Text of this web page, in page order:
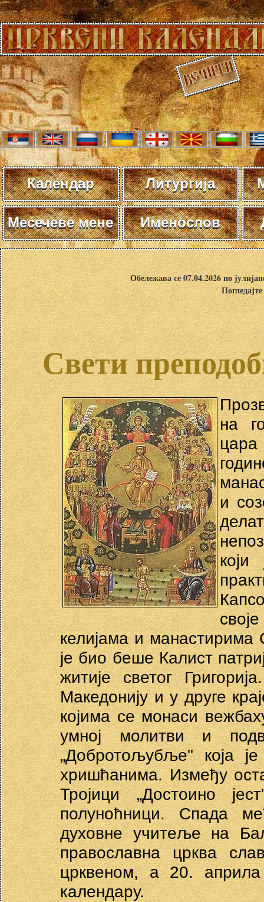
Календар Литургија
Месечеве мене Именослов
Обележава се 07.04.2026 по
Свети
на
и
келијама и манастирима
је био беше Калист
житије светог
Македонију и у друге
којима се монаси
умној молитви и
„Добротољубље" која
хришћанима. Између
Тројици „Достоино
полуноћници. Спада
духовне учитеље на
православна црква
црквеном, а 20. априла
календару.